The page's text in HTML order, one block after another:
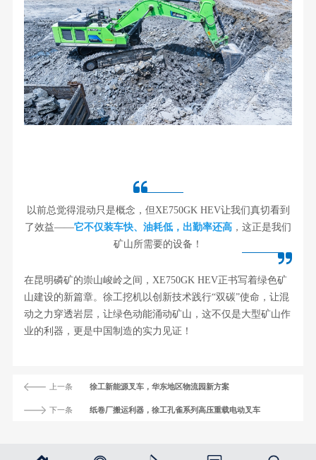
以前总觉得混动只是概念，但XE750GK HEV让我们真切看到
了效益——它不仅装车快、油耗低，出勤率还高 ，这正是我们
矿山所需要的设备！
在昆明磷矿的崇山峻岭之间，XE750GK HEV正书写着绿色矿
山建设的新篇章。徐工挖机以创新技术践行“双碳”使命，让混
动之力穿透岩层，让绿色动能涌动矿山，这不仅是大型矿山作
业的利器，更是中国制造的实力见证！
上一条 徐工新能源叉车，华东地区物流园新方案
下一条 纸卷厂搬运利器，徐工孔雀系列高压重载电动叉车